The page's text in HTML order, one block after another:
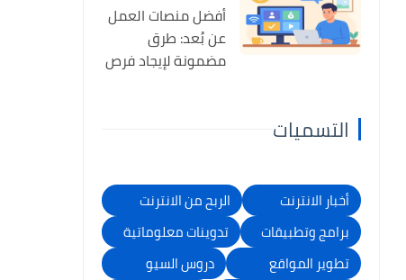
أفضل منصات العمل
عن بُعد: طرق
مضمونة لإيجاد فرص
التسميات
أخبار الانترنت
الربح من الانترنت
برامج وتطبيقات
تدوينات معلوماتية
تطوير المواقع
دروس السيو